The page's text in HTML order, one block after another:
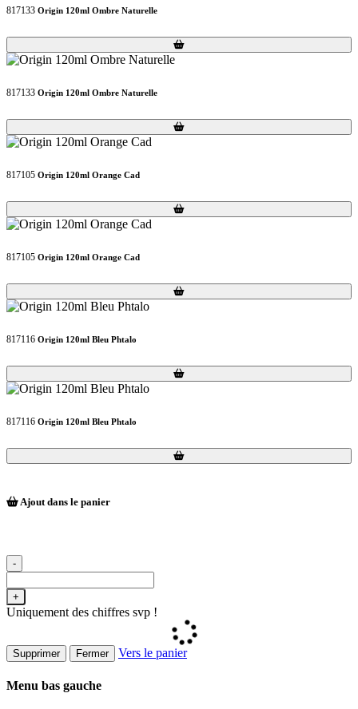
817133 Origin 120ml Ombre Naturelle
Loading...
Loading...
817133 Origin 120ml Ombre Naturelle
Loading...
Loading...
817105 Origin 120ml Orange Cad
Loading...
Loading...
817105 Origin 120ml Orange Cad
Loading...
Loading...
817116 Origin 120ml Bleu Phtalo
Loading...
Loading...
817116 Origin 120ml Bleu Phtalo
Loading...
Loading...
Ajout dans le panier
-
+
Uniquement des chiffres svp !
Supprimer Fermer Vers le panier
Menu bas gauche